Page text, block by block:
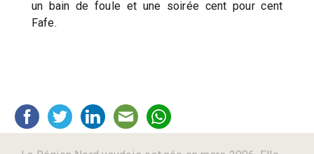
un bain de foule et une soirée cent pour cent
Fafe.